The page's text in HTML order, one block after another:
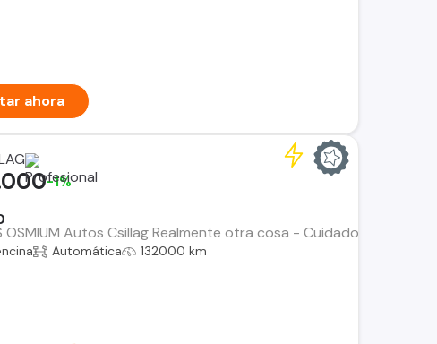
ahora
OSMIUM Autos Csillag Realmente otra cosa - Cuidado
-1%
Automática 132000 km